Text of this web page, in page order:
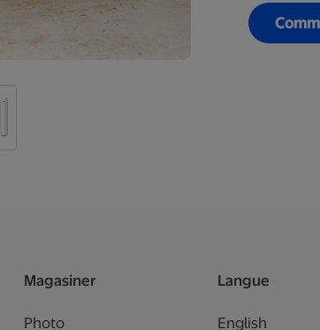
Magasiner
Photo
Langue
English